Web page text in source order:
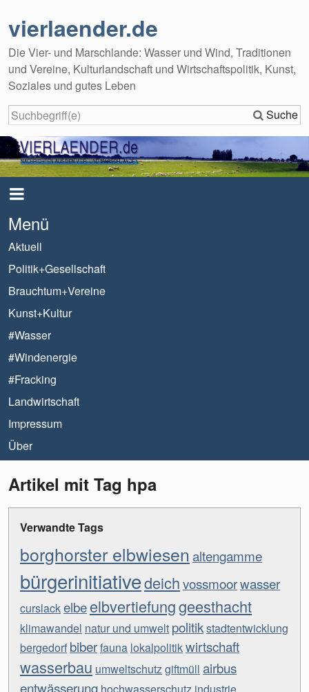
vierlaender.de
Die Vier- und Marschlande: Wasser und Wind, Traditionen
und Vereine, Kulturlandschaft und Wirtschaftspolitik, Kunst,
Soziales und gutes Leben
Suche
Menü
Aktuell
Politik+Gesellschaft
Brauchtum+Vereine
Kunst+Kultur
#Wasser
#Windenergie
#Fracking
Landwirtschaft
Impressum
Über
Artikel mit Tag hpa
Verwandte Tags
borghorster elbwiesen altengamme
bürgerinitiativedeichvossmoorwasser
curslackelbeelbvertiefunggeesthacht
klimawandel natur und umwelt politikstadtentwicklung
bergedorf biberfauna lokalpolitikwirtschaft
wasserbau umweltschutzgiftmüll airbus
entwässerung hochwasserschutz industrie